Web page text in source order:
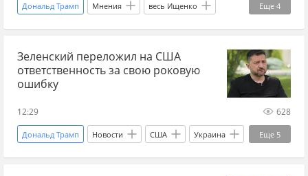
Еще 4
Дональд Трамп Мнения весь Ищенко
Владимир Зеленский Европа Украина
Россия
Зеленский переложил на США
ответственность за свою роковую
ошибку
12:29 628
Еще 5
Дональд Трамп Новости США Украина
Иран Владимир Зеленский МИД